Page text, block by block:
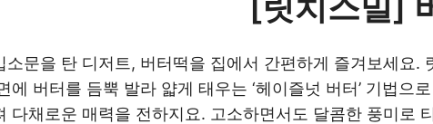
소문을 탄 디저트, 버터떡을 집에서 간편하게 즐겨보세요
에 버터를 듬뿍 발라 얇게 태우는 ‘헤이즐넛 버터’ 기법
다채로운 매력을 전하지요. 고소하면서도 달콤한 풍미로